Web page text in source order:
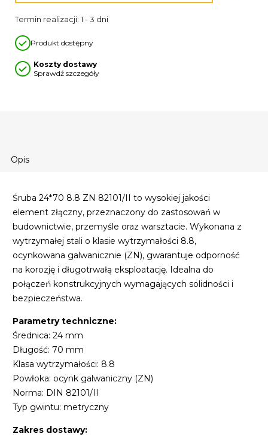
Opis
Śruba 24*70 8.8 ZN 82101/II to wysokiej jakości
element złączny, przeznaczony do zastosowań w
budownictwie, przemyśle oraz warsztacie. Wykonana z
wytrzymałej stali o klasie wytrzymałości 8.8,
ocynkowana galwanicznie (ZN), gwarantuje odporność
na korozję i długotrwałą eksploatację. Idealna do
połączeń konstrukcyjnych wymagających solidności i
bezpieczeństwa.
Parametry techniczne:
Średnica: 24 mm
Długość: 70 mm
Klasa wytrzymałości: 8.8
Powłoka: ocynk galwaniczny (ZN)
Norma: DIN 82101/II
Typ gwintu: metryczny
Zakres dostawy:
Termin realizacji: 1 - 3 dni
Produkt dostępny
Koszty dostawy
Sprawdź szczegóły